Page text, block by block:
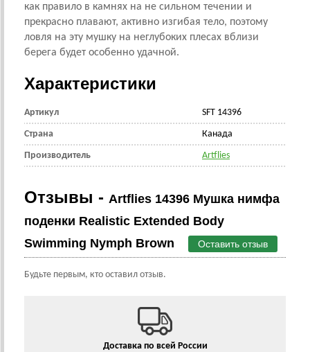
как правило в камнях на не сильном течении и
прекрасно плавают, активно изгибая тело, поэтому
ловля на эту мушку на неглубоких плесах вблизи
берега будет особенно удачной.
Характеристики
Артикул SFT 14396
Страна Канада
Производитель Artflies
Отзывы - Artflies 14396 Мушка нимфа
поденки Realistic Extended Body
Swimming Nymph Brown
Оставить отзыв
Будьте первым, кто оставил отзыв.
Доставка по всей России